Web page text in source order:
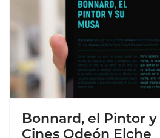
Bonnard, el Pintor y
Cines Odeón Elche